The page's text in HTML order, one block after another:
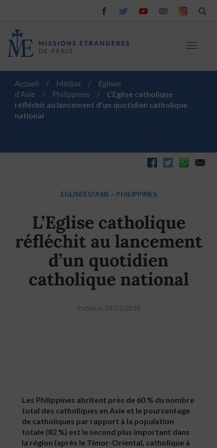
Toggle
Accueil / Médias /
Eglises
d'Asie
/ Philippines /
L’Eglise catholique
réfléchit au lancement d’un quotidien catholique
national
EGLISES D'ASIE – PHILIPPINES
L’Eglise catholique
réfléchit au lancement
d’un quotidien
catholique national
Publié le 18/03/2010
Les Philippines abritent près de 60 % du nombre
total des catholiques en Asie et le pourcentage
de catholiques par rapport à la population
totale (82 %) est le second plus important dans
la région (après le Timor-Oriental, catholique à